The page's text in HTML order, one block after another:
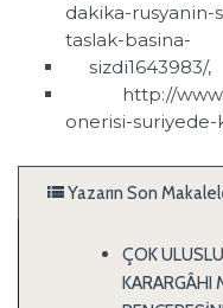
dakika-rusyanin-
taslak-basina-
sizdi1643983/,
http://
onerisi-
Yazarın Son
ÇOK
KARARGÂHI